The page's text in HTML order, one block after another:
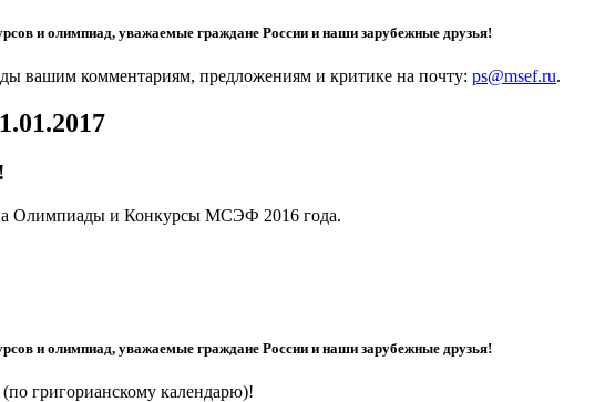
и олимпиад, уважаемые граждане России и наши зарубежные друзья!
вашим комментариям, предложениям и критике на почту: ps@msef.ru.
Олимпиады и Конкурсы МСЭФ 2016 года.
и олимпиад, уважаемые граждане России и наши зарубежные друзья!
григорианскому календарю)!